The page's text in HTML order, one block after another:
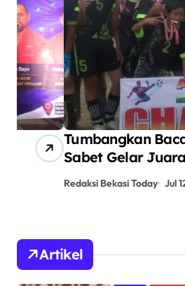
Tumbangkan Bacan 3-1,
Sabet Gelar Juara
Redaksi Bekasi Today Jul 12, 2026
Artikel